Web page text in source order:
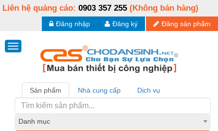
Liên hệ quảng cáo: 0903 357 255 (Không bán hàng)
Đăng sản phẩm
Đăng ký
Đăng nhập
Sản phẩm Nhà cung cấp Dịch vụ
Danh mục